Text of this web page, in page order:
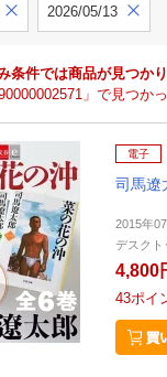
2026/05/13
条件では商品が見つか
」で見つか
電子
司馬遼
2015年
デスクト
4,800
43ポイ